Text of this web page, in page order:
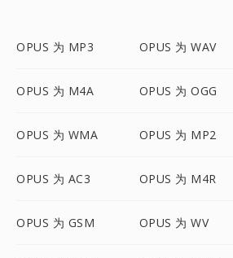
OPUS 为 MP3 OPUS 为 WAV
OPUS 为 M4A OPUS 为 OGG
OPUS 为 WMA OPUS 为 MP2
OPUS 为 AC3 OPUS 为 M4R
OPUS 为 GSM OPUS 为 WV